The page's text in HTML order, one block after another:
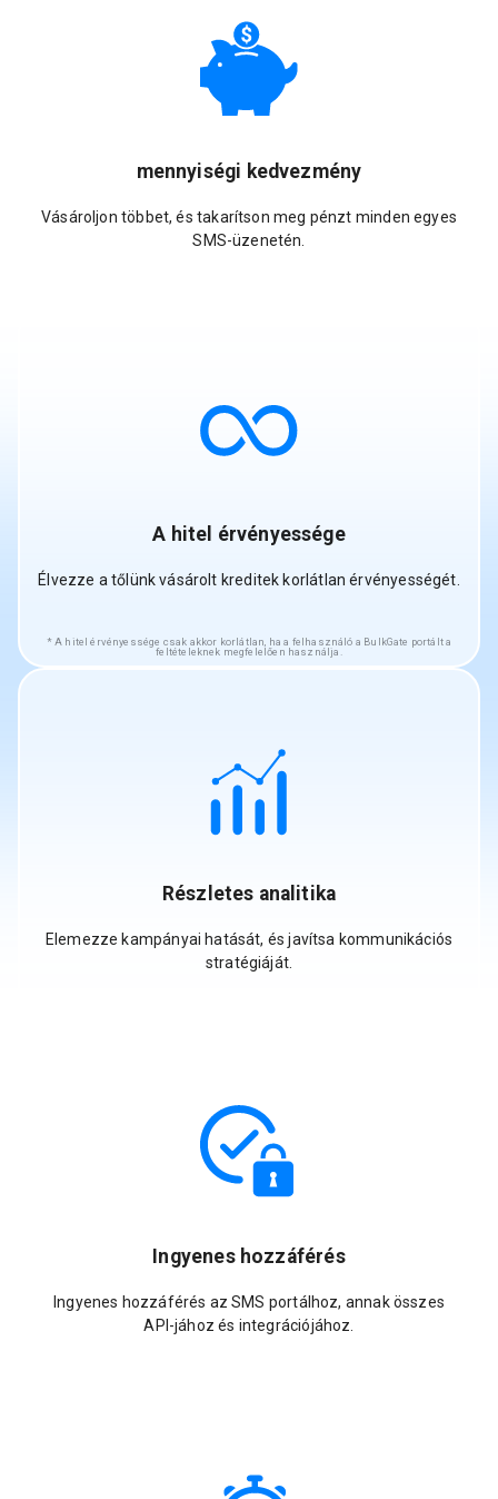
mennyiségi kedvezmény
Vásároljon többet, és takarítson meg pénzt minden egyes
SMS-üzenetén.
A hitel érvényessége
Élvezze a tőlünk vásárolt kreditek korlátlan érvényességét.
A hitel érvényessége csak akkor korlátlan, ha a felhasználó a BulkGate portált a
feltételeknek megfelelően használja.
Részletes analitika
Elemezze kampányai hatását, és javítsa kommunikációs
stratégiáját.
Ingyenes hozzáférés
Ingyenes hozzáférés az SMS portálhoz, annak összes
API-jához és integrációjához.